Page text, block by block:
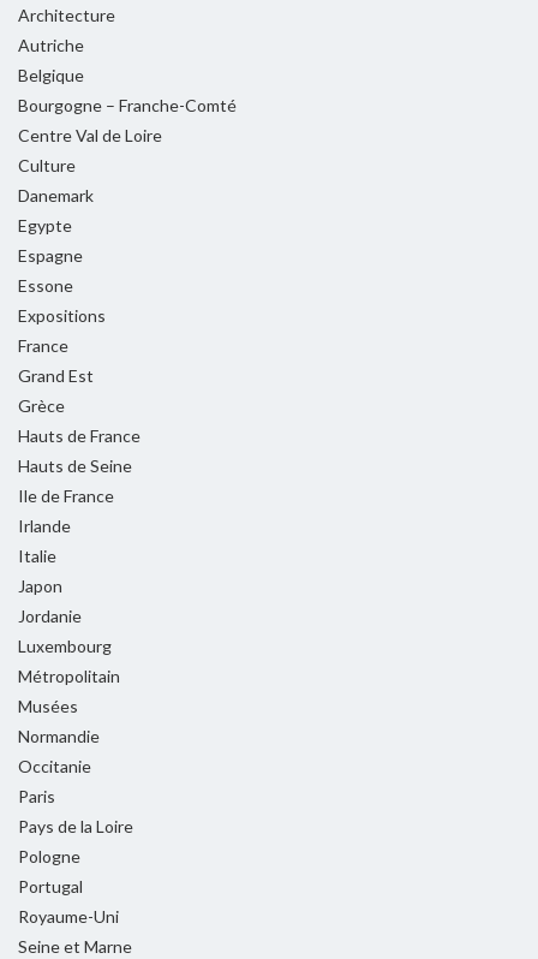
Architecture
Autriche
Belgique
Bourgogne – Franche-Comté
Centre Val de Loire
Culture
Danemark
Egypte
Espagne
Essone
Expositions
France
Grand Est
Grèce
Hauts de France
Hauts de Seine
Ile de France
Irlande
Italie
Japon
Jordanie
Luxembourg
Métropolitain
Musées
Normandie
Occitanie
Paris
Pays de la Loire
Pologne
Portugal
Royaume-Uni
Seine et Marne